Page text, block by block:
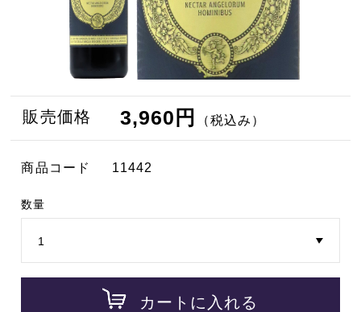
販売価格 3,960円 （税込み）
商品コード 11442
数量
カートに入れる